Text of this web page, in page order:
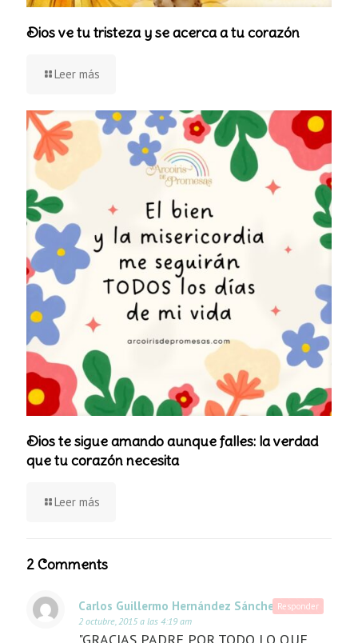
Dios ve tu tristeza y se acerca a tu corazón
Leer más
Dios te sigue amando aunque falles: la verdad
que tu corazón necesita
Leer más
2 Comments
Carlos Guillermo Hernández Sánchez dice:
2 octubre, 2015 a las 4:19 am
Responder